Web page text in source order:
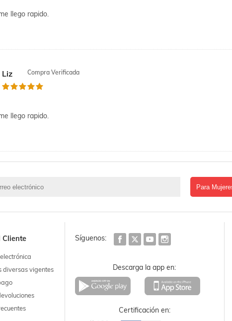
llego rapido.
Liz Compra Verificada
llego rapido.
Para
Cliente
diversas vigentes
Síguenos:
Descarga la app en:
Certificación en: